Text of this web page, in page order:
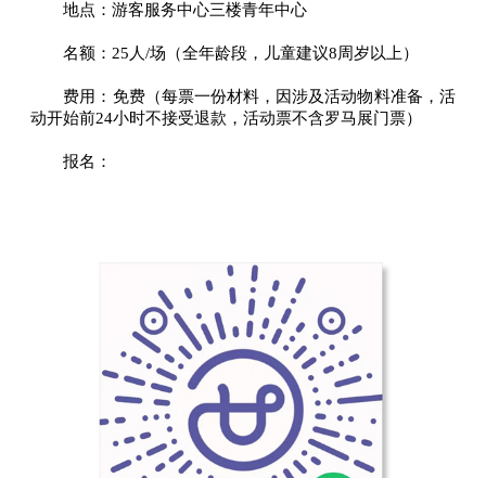
地点：游客服务中心三楼青年中心
名额：25人/场（全年龄段，儿童建议8周岁以上）
费用：免费（每票一份材料，因涉及活动物料准备，活
动开始前24小时不接受退款，活动票不含罗马展门票）
报名：